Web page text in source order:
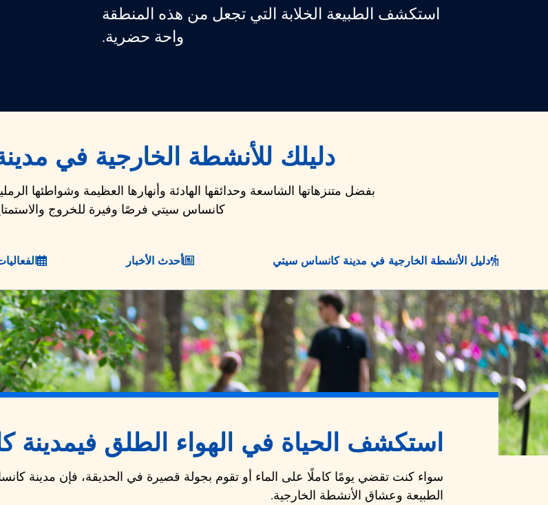
استكشف الطبيعة الخلابة التي تجعل من هذه المنطقة
واحة حضرية.
دليلك للأنشطة الخارجية في
بفضل متنزهاتها الشاسعة وحدائقها الهادئة وأنهارها العظيمة وشواطئها
كانساس سيتي فرصًا وفيرة للخروج
دليل الأنشطة الخارجية في مدينة كانساس سيتي أحدث الأخبار
استكشف الحياة في الهواء الطلق فيمدينة
سواء كنت تقضي يومًا كاملًا على الماء أو تقوم بجولة قصيرة في الحديقة، فإن مدينة
الطبيعة وعشاق الأنشطة الخارجية.